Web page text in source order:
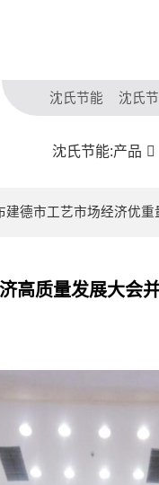
沈氏节能 沈氏
沈氏节能:产品
德市工艺市场经济优重
高质量发展大会